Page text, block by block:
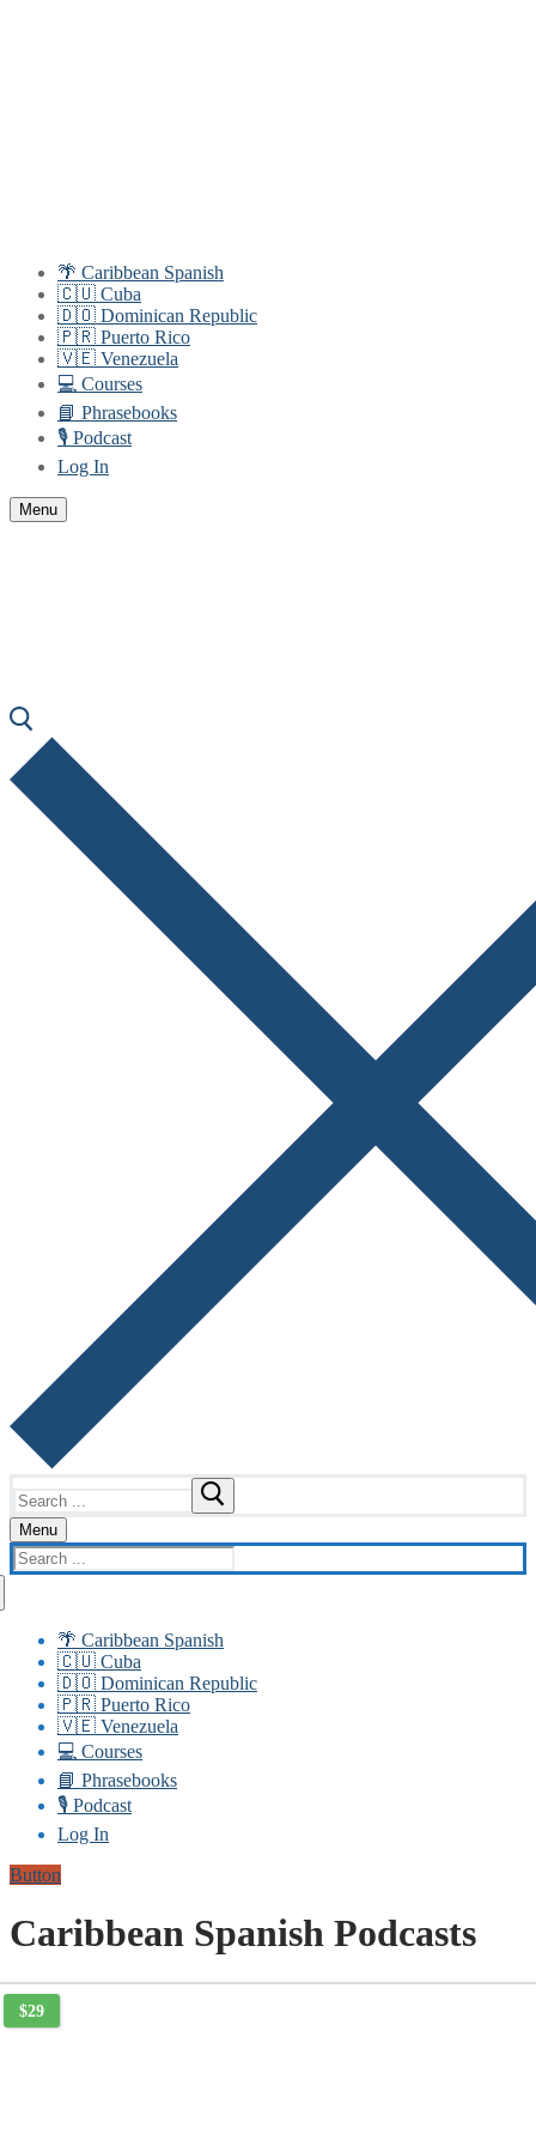
🌴 Caribbean Spanish
🇨🇺 Cuba
🇩🇴 Dominican Republic
🇵🇷 Puerto Rico
🇻🇪 Venezuela
💻 Courses
📘 Phrasebooks
🎙️ Podcast
Log In
Menu
for:
Menu
Search
for:
🌴 Caribbean Spanish
🇨🇺 Cuba
🇩🇴 Dominican Republic
🇵🇷 Puerto Rico
🇻🇪 Venezuela
💻 Courses
📘 Phrasebooks
🎙️ Podcast
Log In
Button
Caribbean Spanish Podcasts
$29